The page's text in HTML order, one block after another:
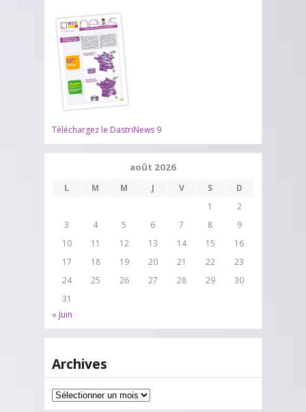
Téléchargez le DastriNews 9
août 2026
L M M J V S
D
1
2
3
4 5 6 7 8
9
10
11 12 13 14 15
16
17
18 19 20 21 22
23
24
25 26 27 28 29
30
31
« Juin
Archives
Archives